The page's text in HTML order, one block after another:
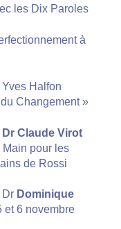
les Dix Paroles
à
Halfon
Changement »
Dr Claude Virot
pour les
de Rossi
Dr Dominique
et 6 novembre